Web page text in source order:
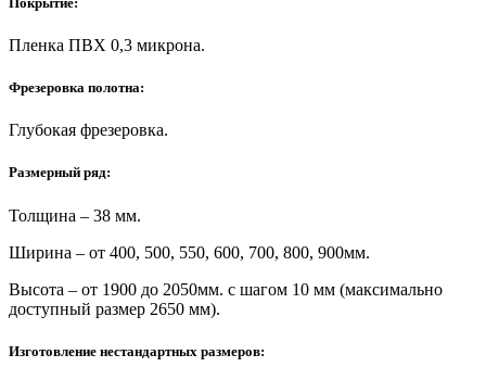
Пленка ПВХ 0,3 микрона.
Фрезеровка полотна:
Глубокая фрезеровка.
Размерный ряд:
Толщина – 38 мм.
Ширина – от 400, 500, 550, 600, 700, 800, 900мм.
Высота – от 1900 до 2050мм. с шагом 10 мм (максимально
доступный размер 2650 мм).
Изготовление нестандартных размеров: